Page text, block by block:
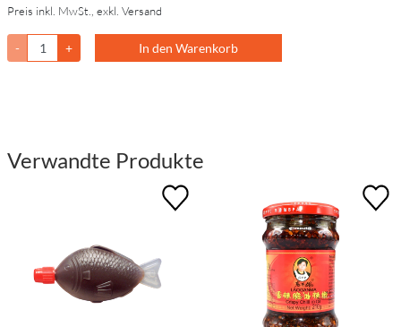
Preis inkl. MwSt., exkl. Versand
- + In den Warenkorb
Verwandte Produkte